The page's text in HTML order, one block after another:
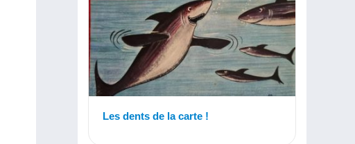
Les dents de la carte !